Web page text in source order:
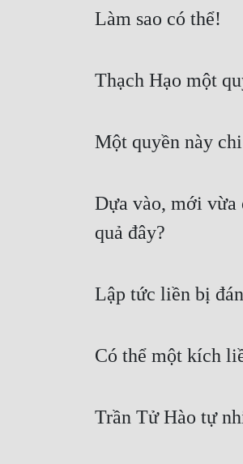
Làm sao có thể!
Thạch Hạo một
Một quyền này
Dựa vào, mới vừa
quả đây?
Lập tức liền bị
Có thể một kích
Trần Tử Hào tự